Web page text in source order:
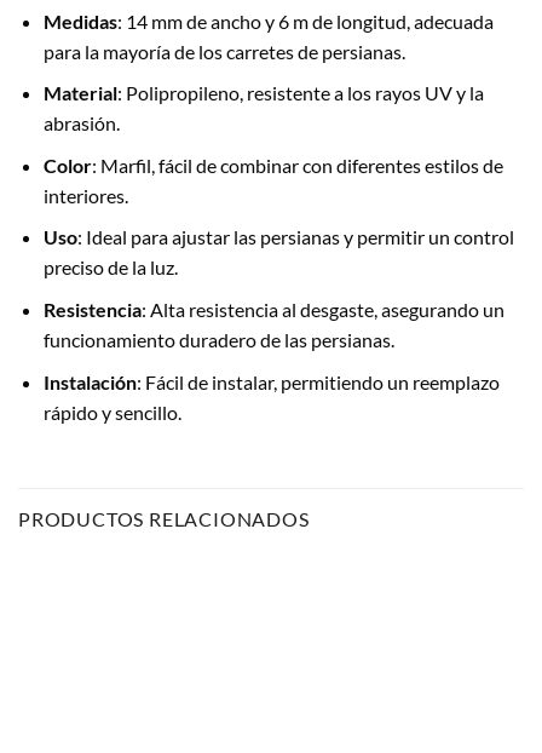
Medidas: 14 mm de ancho y 6 m de longitud, adecuada
para la mayoría de los carretes de persianas.
Material: Polipropileno, resistente a los rayos UV y la
abrasión.
Color: Marfil, fácil de combinar con diferentes estilos de
interiores.
Uso: Ideal para ajustar las persianas y permitir un control
preciso de la luz.
Resistencia: Alta resistencia al desgaste, asegurando un
funcionamiento duradero de las persianas.
Instalación: Fácil de instalar, permitiendo un reemplazo
rápido y sencillo.
PRODUCTOS RELACIONADOS